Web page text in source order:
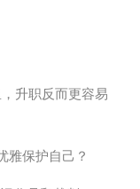
升职反而更容易
雅保护自己？